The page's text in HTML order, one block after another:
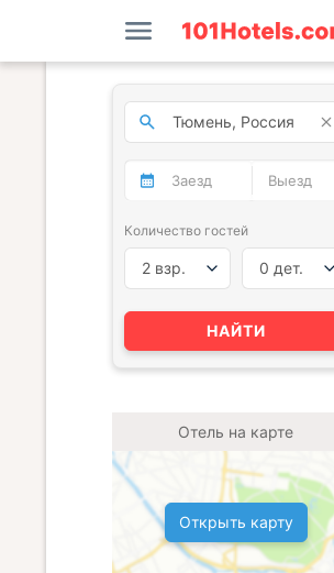
Количество гостей
2 взр. 0 дет.
НАЙТИ
Отель на карте
Открыть карту